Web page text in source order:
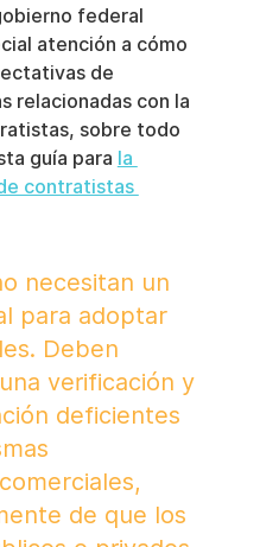
federal
atención a cómo
de
relacionadas con la
sobre todo
guía para la
contratistas
necesitan un
para adoptar
Deben
verificación y
deficientes
de que los